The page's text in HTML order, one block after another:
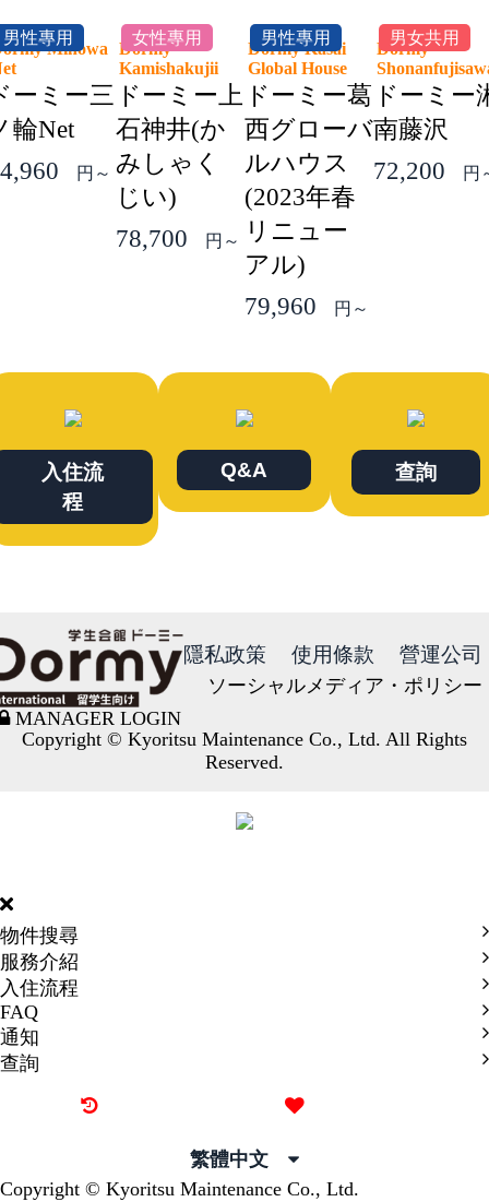
男性專用
Minowa
ーミー三
輪Net
円～
女性專用
Dormy
Kamishakujii
ドーミー上
石神井(か
みしゃく
じい)
78,700
円～
男性專用
Dormy Kasai
Global House
ドーミー葛
西グローバ
ルハウス
(2023年春
リニュー
アル)
79,960
円～
男女共用
Dormy
ドーミー
南藤沢
72,200
円
入住流
程
Q&A 查詢
MANAGER LOGIN
隱私政策 使用條款 營運公司
ソーシャルメディア・ポリシー
Copyright © Kyoritsu Maintenance Co., Ltd. All Rights
Reserved.
物件搜尋
服務介紹
入住流程
FAQ
通知
查詢
繁體中文
Copyright © Kyoritsu Maintenance Co., Ltd.